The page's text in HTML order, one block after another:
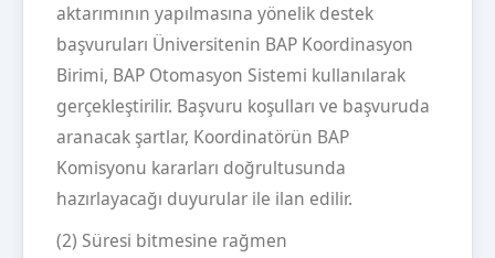
aktarımının yapılmasına yönelik destek
başvuruları Üniversitenin BAP Koordinasyon
Birimi, BAP Otomasyon Sistemi kullanılarak
gerçekleştirilir. Başvuru koşulları ve başvuruda
aranacak şartlar, Koordinatörün BAP
Komisyonu kararları doğrultusunda
hazırlayacağı duyurular ile ilan edilir.
(2) Süresi bitmesine rağmen